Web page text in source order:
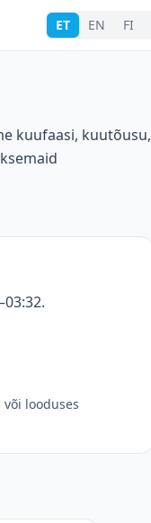
Otsi linna
ET EN FI
kuufaasi, kuutõusu,
looduses